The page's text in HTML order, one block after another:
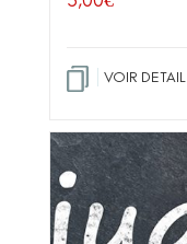
VOIR DETAIL